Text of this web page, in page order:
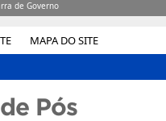
MAPA DO SITE
de Governo
Pós